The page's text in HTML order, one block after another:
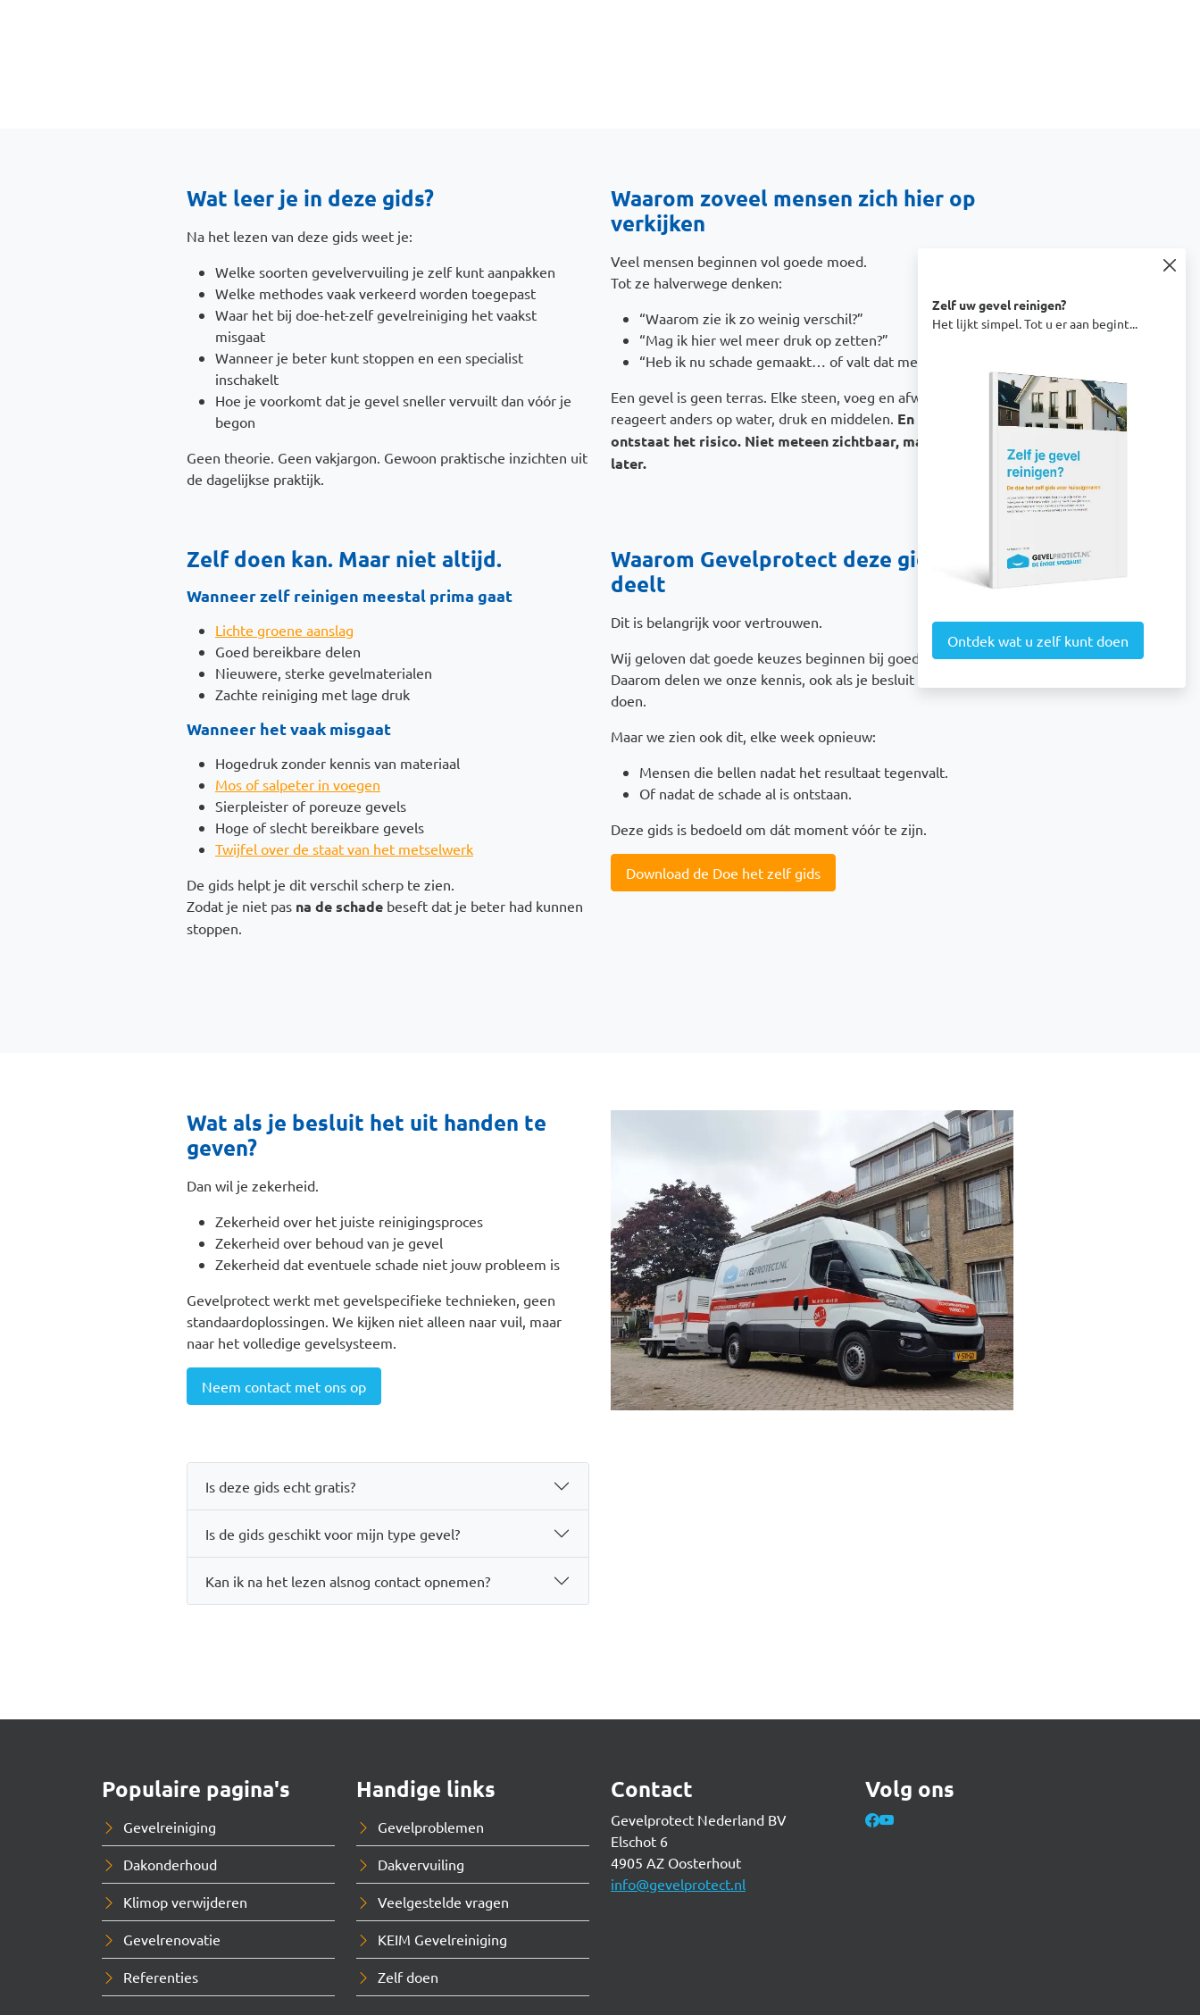
Zelf uw gevel reinigen?
Het lijkt simpel. Tot u er aan begint...
Ontdek wat u zelf kunt doen
Wat leer je in deze gids?
Na het lezen van deze gids weet je:
Welke soorten gevelvervuiling je zelf kunt aanpakken
Welke methodes vaak verkeerd worden toegepast
Waar het bij doe-het-zelf gevelreiniging het vaakst
misgaat
Wanneer je beter kunt stoppen en een specialist
inschakelt
Hoe je voorkomt dat je gevel sneller vervuilt dan vóór je
begon
Geen theorie. Geen vakjargon. Gewoon praktische inzichten uit
de dagelijkse praktijk.
Waarom zoveel mensen zich hier op
verkijken
Veel mensen beginnen vol goede moed.
Tot ze halverwege denken:
“Waarom zie ik zo weinig verschil?”
“Mag ik hier wel meer druk op zetten?”
“Heb ik nu schade gemaakt… of valt dat mee?”
Een gevel is geen terras. Elke steen, voeg en afwerking
reageert anders op water, druk en middelen. En precies daar
ontstaat het risico. Niet meteen zichtbaar, maar maanden
later.
Zelf doen kan. Maar niet altijd.
Wanneer zelf reinigen meestal prima gaat
Lichte groene aanslag
Goed bereikbare delen
Nieuwere, sterke gevelmaterialen
Zachte reiniging met lage druk
Wanneer het vaak misgaat
Hogedruk zonder kennis van materiaal
Mos of salpeter in voegen
Sierpleister of poreuze gevels
Hoge of slecht bereikbare gevels
Twijfel over de staat van het metselwerk
De gids helpt je dit verschil scherp te zien.
Zodat je niet pas na de schade beseft dat je beter had kunnen
stoppen.
Waarom Gevelprotect deze gids gratis
deelt
Dit is belangrijk voor vertrouwen.
Wij geloven dat goede keuzes beginnen bij goede informatie.
Daarom delen we onze kennis, ook als je besluit het zelf te
doen.
Maar we zien ook dit, elke week opnieuw:
Mensen die bellen nadat het resultaat tegenvalt.
Of nadat de schade al is ontstaan.
Deze gids is bedoeld om dát moment vóór te zijn.
Download de Doe het zelf gids
Wat als je besluit het uit handen te
geven?
Dan wil je zekerheid.
Zekerheid over het juiste reinigingsproces
Zekerheid over behoud van je gevel
Zekerheid dat eventuele schade niet jouw probleem is
Gevelprotect werkt met gevelspecifieke technieken, geen
standaardoplossingen. We kijken niet alleen naar vuil, maar
naar het volledige gevelsysteem.
Neem contact met ons op
Is deze gids echt gratis?
Is de gids geschikt voor mijn type gevel?
Kan ik na het lezen alsnog contact opnemen?
Populaire pagina's
Gevelreiniging
Dakonderhoud
Klimop verwijderen
Gevelrenovatie
Referenties
Handige links
Gevelproblemen
Dakvervuiling
Veelgestelde vragen
KEIM Gevelreiniging
Zelf doen
Contact
Gevelprotect Nederland BV
Elschot 6
4905 AZ Oosterhout
info@gevelprotect.nl
Volg ons